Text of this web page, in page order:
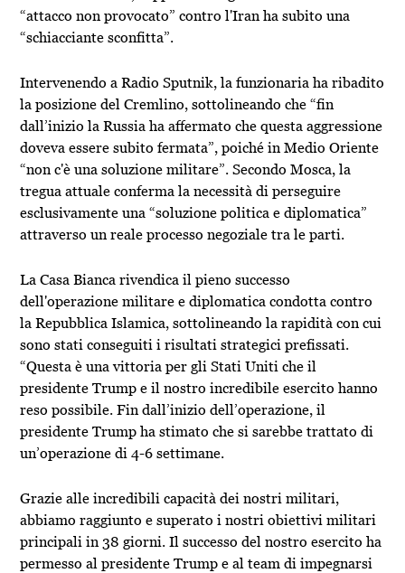
“attacco non provocato” contro l'Iran ha subito una
“schiacciante sconfitta”.
Intervenendo a Radio Sputnik, la funzionaria ha ribadito
la posizione del Cremlino, sottolineando che “fin
dall’inizio la Russia ha affermato che questa aggressione
doveva essere subito fermata”, poiché in Medio Oriente
“non c'è una soluzione militare”. Secondo Mosca, la
tregua attuale conferma la necessità di perseguire
esclusivamente una “soluzione politica e diplomatica”
attraverso un reale processo negoziale tra le parti.
La Casa Bianca rivendica il pieno successo
dell'operazione militare e diplomatica condotta contro
la Repubblica Islamica, sottolineando la rapidità con cui
sono stati conseguiti i risultati strategici prefissati.
“Questa è una vittoria per gli Stati Uniti che il
presidente Trump e il nostro incredibile esercito hanno
reso possibile. Fin dall’inizio dell’operazione, il
presidente Trump ha stimato che si sarebbe trattato di
un’operazione di 4-6 settimane.
Grazie alle incredibili capacità dei nostri militari,
abbiamo raggiunto e superato i nostri obiettivi militari
principali in 38 giorni. Il successo del nostro esercito ha
permesso al presidente Trump e al team di impegnarsi